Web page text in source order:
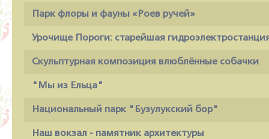
Парк флоры и фауны «Роев ручей»
Урочище Пороги: старейшая
Скульптурная композиция влюблённые собачки
"Мы из Ельца"
Национальный парк "Бузулукский бор"
Наш вокзал - памятник архитектуры